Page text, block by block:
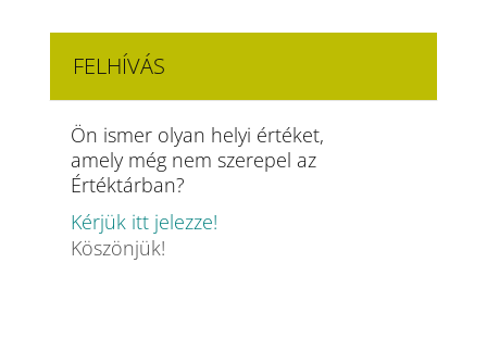
FELHÍVÁS
Ön ismer olyan helyi értéket,
amely még nem szerepel az
Értéktárban?
Kérjük itt jelezze!
Köszönjük!